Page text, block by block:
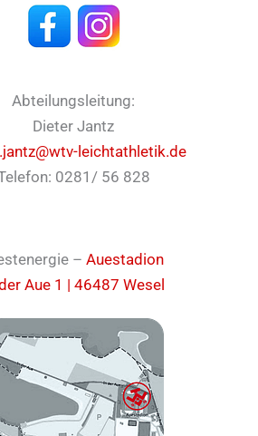
Abteilungsleitung:
Dieter Jantz
leichtathletik.de
0281/ 56 828
– Auestadion
Aue 1 | 46487 Wesel